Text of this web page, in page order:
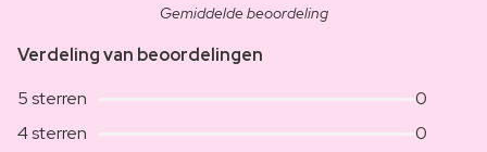
Gemiddelde beoordeling
Verdeling van beoordelingen
5 sterren
0
4 sterren
0